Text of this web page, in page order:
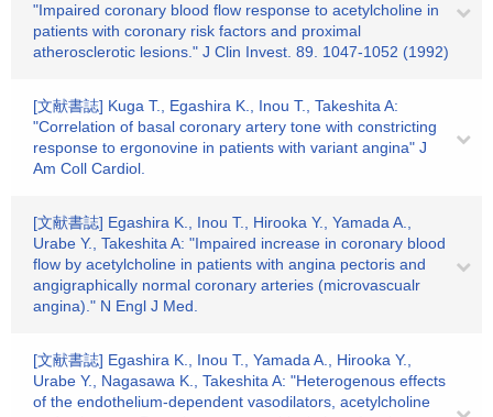
"Impaired coronary blood flow response to acetylcholine in
patients with coronary risk factors and proximal
atherosclerotic lesions." J Clin Invest. 89. 1047-1052 (1992)
[文献書誌] Kuga T., Egashira K., Inou T., Takeshita A:
"Correlation of basal coronary artery tone with constricting
response to ergonovine in patients with variant angina" J
Am Coll Cardiol.
[文献書誌] Egashira K., Inou T., Hirooka Y., Yamada A.,
Urabe Y., Takeshita A: "Impaired increase in coronary blood
flow by acetylcholine in patients with angina pectoris and
angigraphically normal coronary arteries (microvascualr
angina)." N Engl J Med.
[文献書誌] Egashira K., Inou T., Yamada A., Hirooka Y.,
Urabe Y., Nagasawa K., Takeshita A: "Heterogenous effects
of the endothelium-dependent vasodilators, acetylcholine